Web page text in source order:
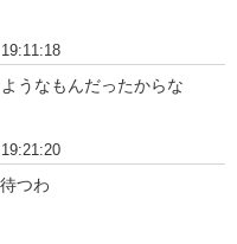
うなもんだったからな
つわ